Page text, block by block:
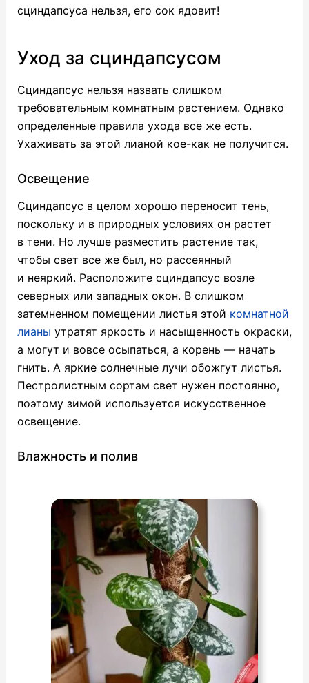
сциндапсуса нельзя, его сок ядовит!
Уход за сциндапсусом
Сциндапсус нельзя назвать слишком
требовательным комнатным растением. Однако
определенные правила ухода все же есть.
Ухаживать за этой лианой кое-как не получится.
Освещение
Сциндапсус в целом хорошо переносит тень,
поскольку и в природных условиях он растет
в тени. Но лучше разместить растение так,
чтобы свет все же был, но рассеянный
и неяркий. Расположите сциндапсус возле
северных или западных окон. В слишком
затемненном помещении листья этой комнатной
лианы утратят яркость и насыщенность окраски,
а могут и вовсе осыпаться, а корень — начать
гнить. А яркие солнечные лучи обожгут листья.
Пестролистным сортам свет нужен постоянно,
поэтому зимой используется искусственное
освещение.
Влажность и полив